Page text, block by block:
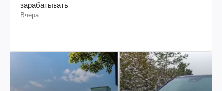
зарабатывать
Вчера